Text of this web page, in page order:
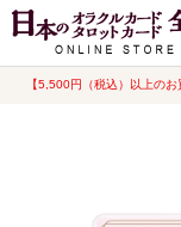
【5,500円（税込）以上の
ナ
コ
オラクルカード
ホーム オラクルカー
タルオラクルカード（